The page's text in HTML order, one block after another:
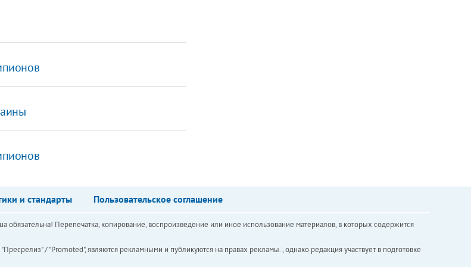
и стандарты Пользовательское соглашение
Перепечатка, копирование, воспроизведение или иное использование материалов, в которых содержится
/ "Promoted", являются рекламными и публикуются на правах рекламы. , однако редакция участвует в подготовке